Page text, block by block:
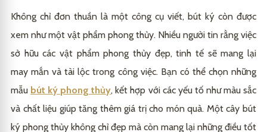
Không chỉ đơn thuần là một công cụ viết, bút ký còn được
xem như một vật phẩm phong thủy. Nhiều người tin rằng việc
sở hữu các vật phẩm phong thủy đẹp, tinh tế sẽ mang lại
may mắn và tài lộc trong công việc. Bạn có thể chọn những
mẫu bút ký phong thủy, kết hợp với các yếu tố như màu sắc
và chất liệu giúp tăng thêm giá trị cho món quà. Một cây bút
ký phong thủy không chỉ đẹp mà còn mang lại những điều tốt